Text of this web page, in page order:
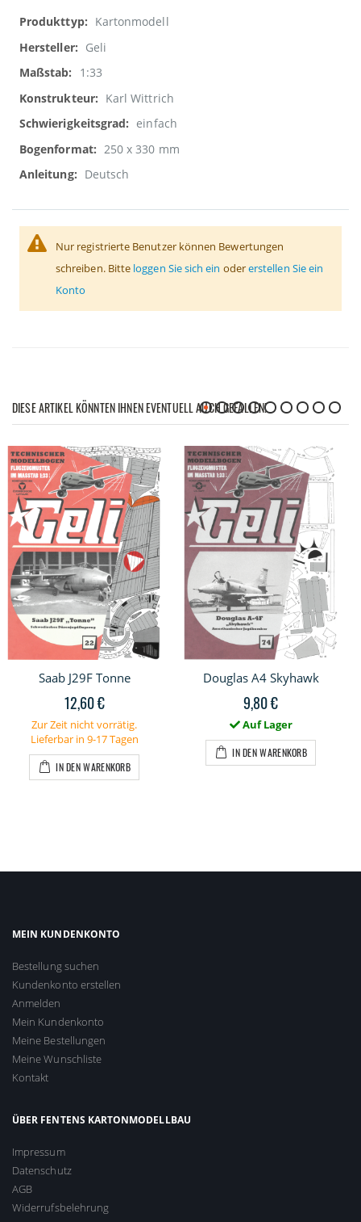
Weitere
Informationen
Kartonmodell
Geli
1:33
Karl Wittrich
einfach
250 x 330 mm
Deutsch
Nur registrierte Benutzer können Bewertungen
schreiben. Bitte loggen Sie sich ein odererstellen Sie ein
Konto
DIESE ARTIKEL KÖNNTEN IHNEN EVENTUELL AUCH GEFALLEN!
Saab J29F Tonne
12,60 €
Zur Zeit nicht vorrätig.
Lieferbar in 9-17 Tagen
IN DEN WARENKORB
Douglas A4 Skyhawk
9,80 €
Auf Lager
IN DEN WARENKORB
MEIN KUNDENKONTO
Bestellung suchen
Kundenkonto erstellen
Anmelden
Mein Kundenkonto
Meine Bestellungen
Meine Wunschliste
Kontakt
ÜBER FENTENS KARTONMODELLBAU
Impressum
Datenschutz
AGB
Widerrufsbelehrung